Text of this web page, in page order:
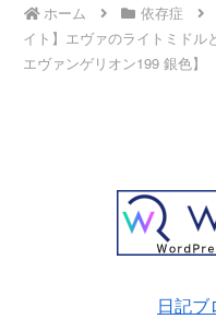
ホーム 依存症
イト】エヴァのライトミドル
エヴァンゲリオン199 銀色】
日記